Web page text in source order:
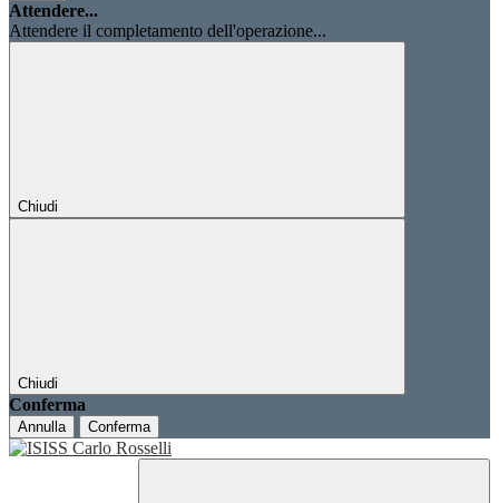
Attendere...
Attendere il completamento dell'operazione...
Chiudi
Chiudi
Conferma
Annulla Conferma